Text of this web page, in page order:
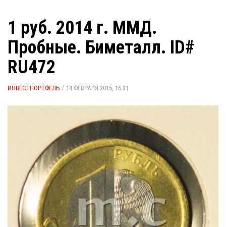
1 руб. 2014 г. ММД.
Пробные. Биметалл. ID#
RU472
ИНВЕСТПОРТФЕЛЬ / 14 ФЕВРАЛЯ 2015, 16:31